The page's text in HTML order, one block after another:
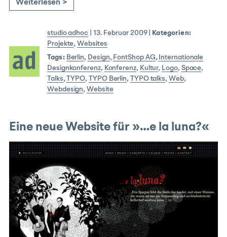
Weiterlesen >
studio adhoc 13. Februar 2009|
Kategorien:
Projekte,Websites
Tags: Berlin, Design, FontShop AG, Internationale
Designkonferenz, Konferenz, Kultur, Logo, Space,
Talks,TYPO, TYPO Berlin, TYPO talks, Web,
Webdesign,Website
Eine neue Website für »…e la luna?«